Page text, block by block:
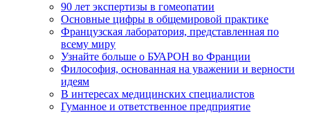
90 лет экспертизы в гомеопатии
Основные цифры в общемировой практике
Французская лаборатория, представленная по
всему миру
Узнайте больше о БУАРОН во Франции
Философия, основанная на уважении и верности
идеям
В интересах медицинских специалистов
Гуманное и ответственное предприятие